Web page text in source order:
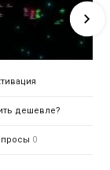
дешевле?
0